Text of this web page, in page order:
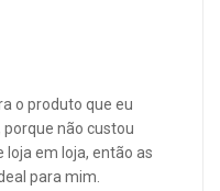
o produto que eu
porque não custou
loja em loja, então as
para mim.